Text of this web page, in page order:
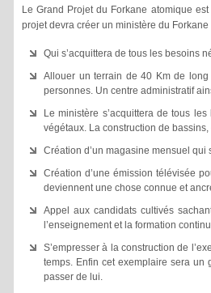
Le Grand Projet du Forkane atomique
projet devra créer un ministère du Forkane
Qui s’acquittera de tous les besoins
Allouer un terrain de 40 Km de
personnes. Un centre administratif
Le ministère s’acquittera de tous
végétaux. La construction de
Création d’un magasine mensuel qui
Création d’une émission télévisée
deviennent une chose connue et
Appel aux candidats cultivés
l’enseignement et la formation
S’empresser à la construction de
temps. Enfin cet exemplaire sera un
passer de lui.